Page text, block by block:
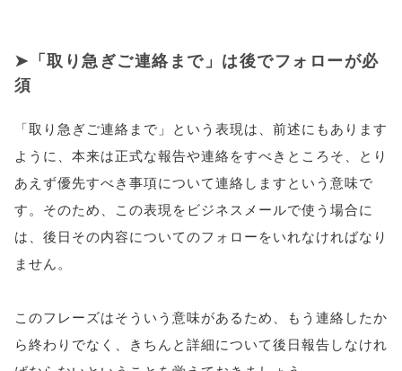
「取り急ぎご連絡まで」は後でフォローが必
須
「取り急ぎご連絡まで」という表現は、前述にもあります
ように、本来は正式な報告や連絡をすべきところそ、とり
あえず優先すべき事項について連絡しますという意味で
す。そのため、この表現をビジネスメールで使う場合に
は、後日その内容についてのフォローをいれなければなり
ません。
このフレーズはそういう意味があるため、もう連絡したか
ら終わりでなく、きちんと詳細について後日報告しなけれ